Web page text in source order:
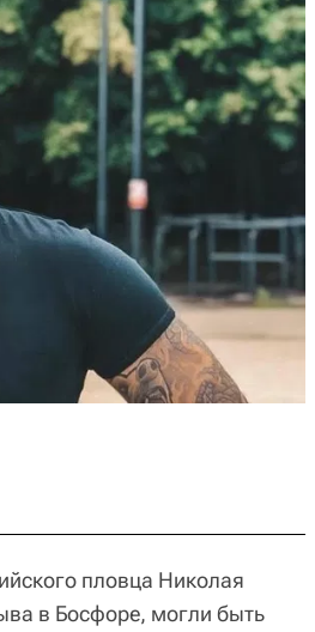
пловца Николая
в Босфоре, могли быть